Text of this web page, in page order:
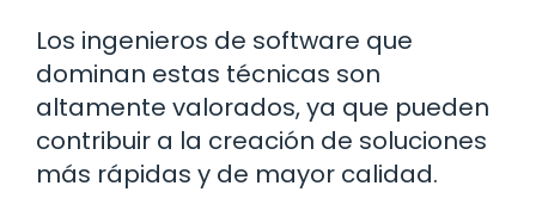
Los ingenieros de software que
dominan estas técnicas son
altamente valorados, ya que pueden
contribuir a la creación de soluciones
más rápidas y de mayor calidad.